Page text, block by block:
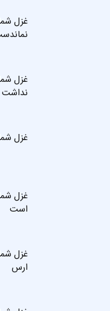
نداشت
غزل شماره ۲۱۶ : آن یار کز او
است
ارس